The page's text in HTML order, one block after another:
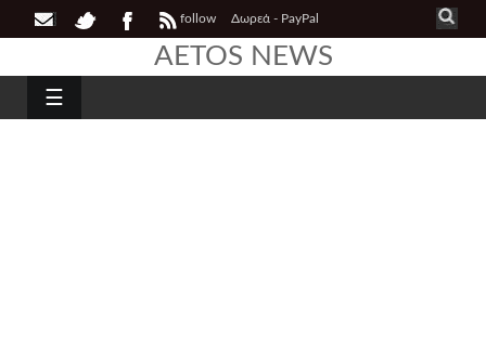
follow Δωρεά - PayPal
AETOS NEWS
☰